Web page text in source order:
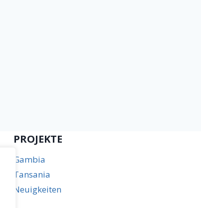
PROJEKTE
Gambia
Tansania
Neuigkeiten